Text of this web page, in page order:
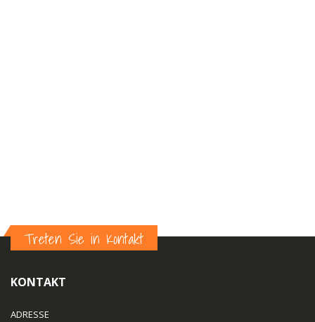
Treten Sie in Kontakt
KONTAKT
ADRESSE